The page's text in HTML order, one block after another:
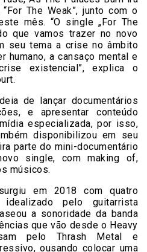
The Weak”, junto com o
mês. “O single „For The
que vamos trazer no novo
seu tema a crise no âmbito
humano, a cansaço mental e
existencial”, explica o
de lançar documentários
e apresentar conteúdo
especializada, por isso,
disponibilizou em seu
parte do mini-documentário
single, com making of,
músicos.
em 2018 com quatro
pelo guitarrista
a sonoridade da banda
que vão desde o Heavy
pelo Thrash Metal e
ousando colocar uma